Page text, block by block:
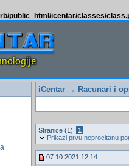
public_html/icentar/classes/
iCentar→ Racunari i
Stranice (1): 1
Prikazi prvu neprocitanu
07.10.2021 12:14